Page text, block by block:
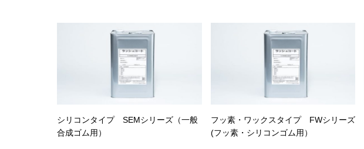
シリコンタイプ SEMシリーズ（一般
合成ゴム用）
フッ素・ワックスタイプ FWシリーズ
(フッ素・シリコンゴム用）